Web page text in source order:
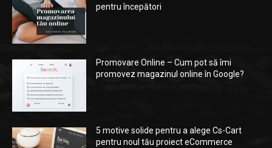
pentru începători
Promovare Online – Cum pot să îmi
promovez magazinul online în Google?
5 motive solide pentru a alege Cs-Cart
pentru noul tău proiect eCommerce